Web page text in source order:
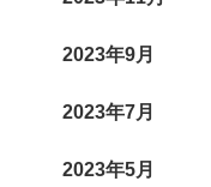
2023年9月
2023年7月
2023年5月